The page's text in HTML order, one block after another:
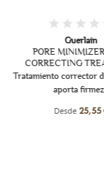
Guerlain
PORE MINIMIZER
CORRECTING
Tratamiento corrector
aporta
Desde25,55